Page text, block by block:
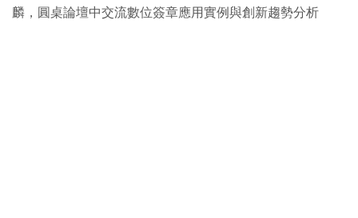
麟，圓桌論壇中交流數位簽章應用實例與創新趨勢分析